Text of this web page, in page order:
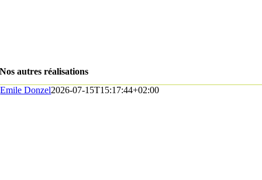
Nos autres réalisations
Emile Donzel2026-07-15T15:17:44+02:00